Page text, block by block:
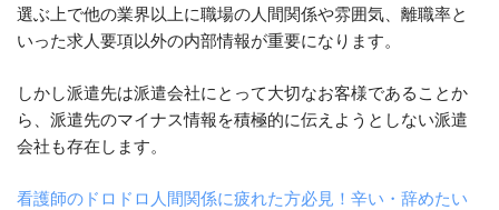
選ぶ上で他の業界以上に職場の人間関係や雰囲気、離職率と
いった求人要項以外の内部情報が重要になります。
しかし派遣先は派遣会社にとって大切なお客様であることか
ら、派遣先のマイナス情報を積極的に伝えようとしない派遣
会社も存在します。
看護師のドロドロ人間関係に疲れた方必見！辛い・辞めたい